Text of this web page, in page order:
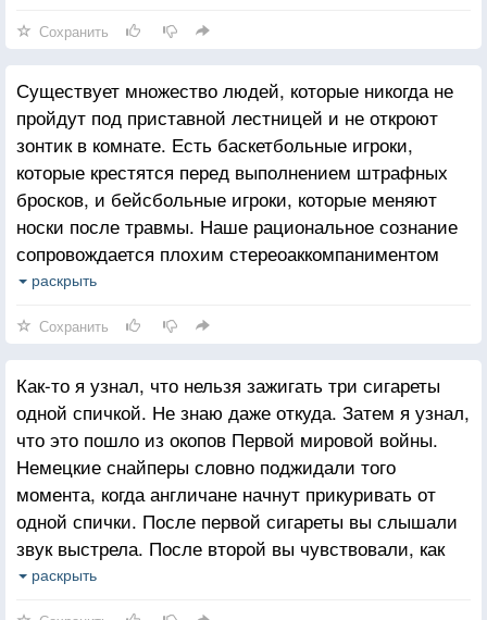
Сохранить
Существует множество людей, которые никогда не
пройдут под приставной лестницей и не откроют
зонтик в комнате. Есть баскетбольные игроки,
которые крестятся перед выполнением штрафных
бросков, и бейсбольные игроки, которые меняют
носки после травмы. Наше рациональное сознание
сопровождается плохим стереоаккомпаниментом
нашего иррационального бессознательного.
что же такое «иррациональное бессознательное»,
я скажу, что это небольшая, обитая войлоком
комнатка, в которой стоит один только небольшой
карточный столик, на котором лежит одна только
вещь — револьвер, заряженный блуждающими
пулями.
раскрыть
Сохранить
Как-то я узнал, что нельзя зажигать три сигареты
одной спичкой. Не знаю даже откуда. Затем я узнал,
что это пошло из окопов Первой мировой войны.
Немецкие снайперы словно поджидали того
момента, когда англичане начнут прикуривать от
одной спички. После первой сигареты вы слышали
звук выстрела. После второй вы чувствовали, как
снаряд проносится мимо. А после третей вам
раскрыть